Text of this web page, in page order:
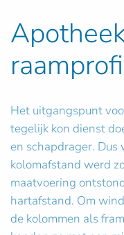
Het uitgangspunt
tegelijk kon dienst
en schapdrager.
kolomafstand werd
maatvoering
hartafstand. Om
de kolommen als